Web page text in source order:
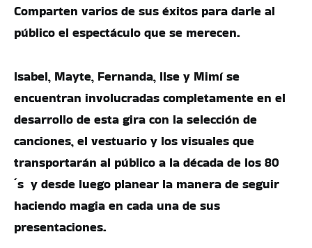
Comparten varios de sus éxitos para darle al
público el espectáculo que se merecen.
Isabel, Mayte, Fernanda, Ilse y Mimí se
encuentran involucradas completamente en el
desarrollo de esta gira con la selección de
canciones, el vestuario y los visuales que
transportarán al público a la década de los 80
´s y desde luego planear la manera de seguir
haciendo magia en cada una de sus
presentaciones.